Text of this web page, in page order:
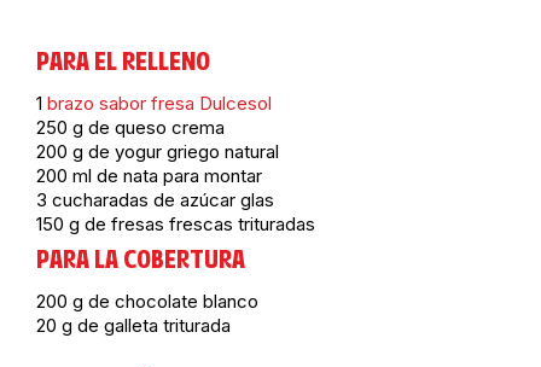
PARA EL RELLENO
1 brazo sabor fresa Dulcesol
250 g de queso crema
200 g de yogur griego natural
200 ml de nata para montar
3 cucharadas de azúcar glas
150 g de fresas frescas trituradas
PARA LA COBERTURA
200 g de chocolate blanco
20 g de galleta triturada